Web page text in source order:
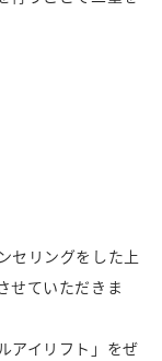
セリングをした上
せていただきま
アイリフト」をぜ